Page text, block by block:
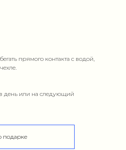
прямого контакта с водой,
день или на следующий
подарке